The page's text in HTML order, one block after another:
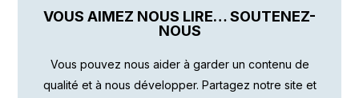
VOUS AIMEZ NOUS LIRE… SOUTENEZ-
NOUS
Vous pouvez nous aider à garder un contenu de
qualité et à nous développer. Partagez notre site et